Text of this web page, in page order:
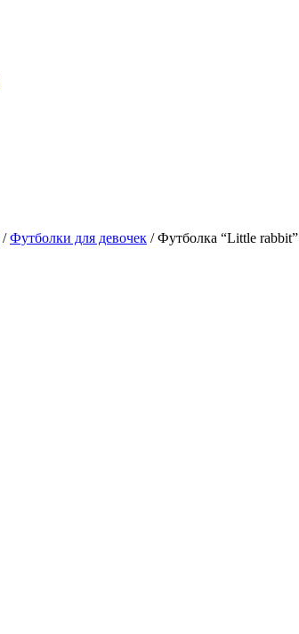
/Футболки для девочек / Футболка “Little rabbit”